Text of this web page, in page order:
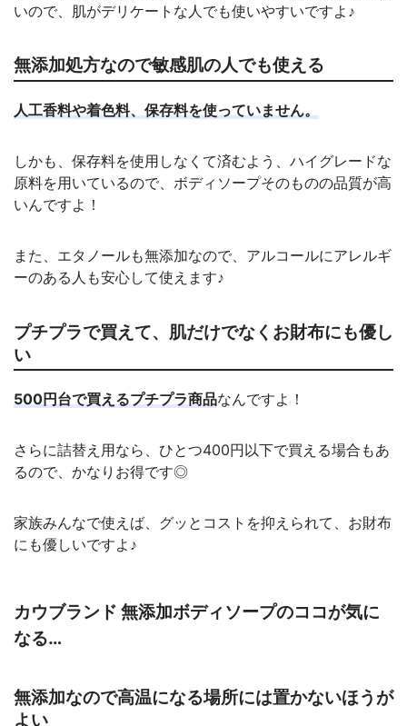
いので、肌がデリケートな人でも使いやすいですよ♪
無添加処方なので敏感肌の人でも使える
人工香料や着色料、保存料を使っていません。
しかも、保存料を使用しなくて済むよう、ハイグレードな
原料を用いているので、ボディソープそのものの品質が高
いんですよ！
また、エタノールも無添加なので、アルコールにアレルギ
ーのある人も安心して使えます♪
プチプラで買えて、肌だけでなくお財布にも優し
い
500円台で買えるプチプラ商品なんですよ！
さらに詰替え用なら、ひとつ400円以下で買える場合もあ
るので、かなりお得です◎
家族みんなで使えば、グッとコストを抑えられて、お財布
にも優しいですよ♪
カウブランド 無添加ボディソープのココが気に
なる…
無添加なので高温になる場所には置かないほうが
よい